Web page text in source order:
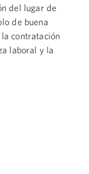
del lugar de
de buena
contratación
laboral y la